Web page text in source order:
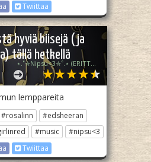
Twiittaa
hyviä biisejä (ja
tällä hetkellä
⋆.˚✮Nipsu<3✮˚.⋆ (ERITTÄIN epä akt)
lemppareita
#rosalinn
#edsheeran
#music
#nipsu<3
Twiittaa